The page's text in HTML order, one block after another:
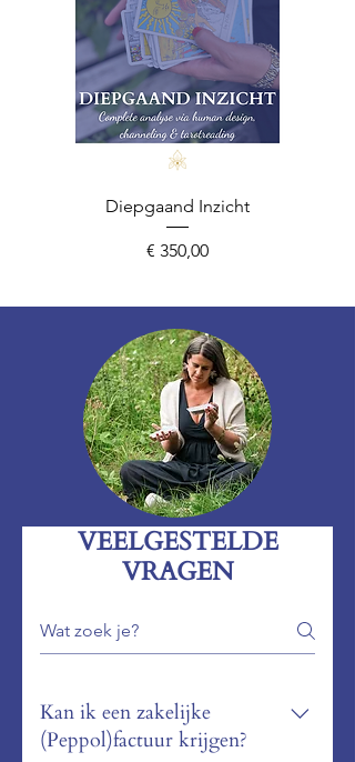
Diepgaand Inzicht
Prijs
€ 350,00
VEELGESTELDE
VRAGEN
Kan ik een zakelijke
(Peppol)factuur krijgen?